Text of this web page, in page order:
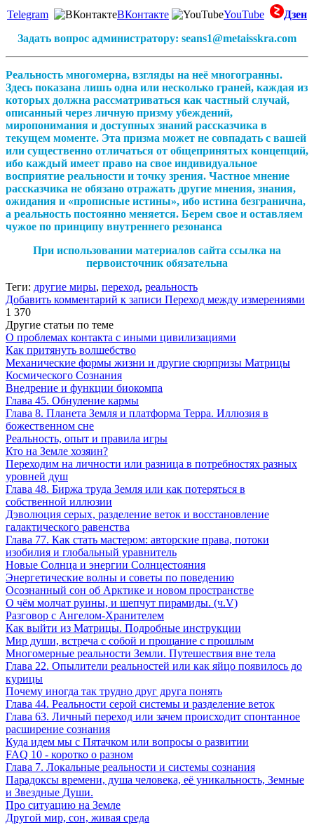
Telegram ВКонтакте YouTube
Дзен
Задать вопрос администратору: seans1@metaisskra.com
Реальность многомерна, взгляды на неё многогранны.
Здесь показана лишь одна или несколько граней, каждая из
которых должна рассматриваться как частный случай,
описанный через личную призму убеждений,
миропонимания и доступных знаний рассказчика в
текущем моменте. Эта призма может не совпадать с вашей
или существенно отличаться от общепринятых концепций,
ибо каждый имеет право на свое индивидуальное
восприятие реальности и точку зрения. Частное мнение
рассказчика не обязано отражать другие мнения, знания,
ожидания и «прописные истины», ибо истина безгранична,
а реальность постоянно меняется. Берем свое и оставляем
чужое по принципу внутреннего резонанса
При использовании материалов сайта ссылка на
первоисточник обязательна
Теги: другие миры, переход, реальность
Добавить комментарий к записи Переход между измерениями
1 370
Другие статьи по теме
О проблемах контакта с иными цивилизациями
Как притянуть волшебство
Механические формы жизни и другие сюрпризы Матрицы
Космического Сознания
Внедрение и функции биокомпа
Глава 45. Обнуление кармы
Глава 8. Планета Земля и платформа Терра. Иллюзия в
божественном сне
Реальность, опыт и правила игры
Кто на Земле хозяин?
Переходим на личности или разница в потребностях разных
уровней душ
Глава 48. Биржа труда Земля или как потеряться в
собственной иллюзии
Дэволюция серых, разделение веток и восстановление
галактического равенства
Глава 77. Как стать мастером: авторские права, потоки
изобилия и глобальный уравнитель
Новые Солнца и энергии Солнцестояния
Энергетические волны и советы по поведению
Осознанный сон об Арктике и новом пространстве
О чём молчат руины, и шепчут пирамиды. (ч.V)
Разговор с Ангелом-Хранителем
Как выйти из Матрицы. Подробные инструкции
Мир души, встреча с собой и прощание с прошлым
Многомерные реальности Земли. Путешествия вне тела
Глава 22. Опылители реальностей или как яйцо появилось до
курицы
Почему иногда так трудно друг друга понять
Глава 44. Реальности серой системы и разделение веток
Глава 63. Личный переход или зачем происходит спонтанное
расширение сознания
Куда идем мы с Пятачком или вопросы о развитии
FAQ 10 - коротко о разном
Глава 7. Локальные реальности и системы сознания
Парадоксы времени, душа человека, её уникальность, Земные
и Звездные Души.
Про ситуацию на Земле
Другой мир, сон, живая среда